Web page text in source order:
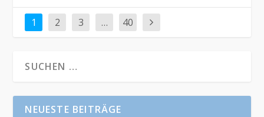
1 2 3 … 40
NEUESTE BEITRÄGE